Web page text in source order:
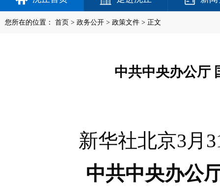
您所在的位置： 首页 > 政务公开 > 政策文件 > 正文
中共中央办公厅
新华社北京3月
中共中央办公